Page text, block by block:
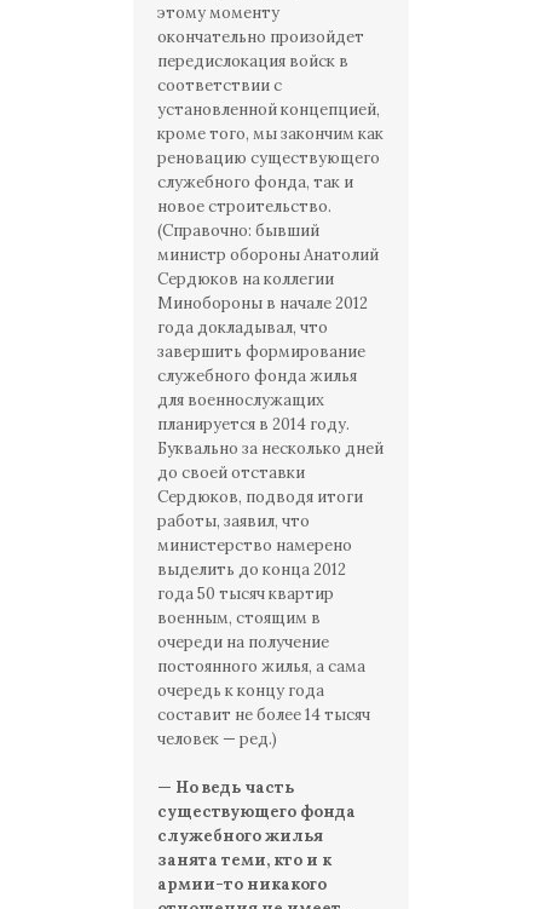
этому моменту
окончательно произойдет
передислокация войск в
соответствии с
установленной концепцией,
кроме того, мы закончим как
реновацию существующего
служебного фонда, так и
новое строительство.
(Справочно: бывший
министр обороны Анатолий
Сердюков на коллегии
Минобороны в начале 2012
года докладывал, что
завершить формирование
служебного фонда жилья
для военнослужащих
планируется в 2014 году.
Буквально за несколько дней
до своей отставки
Сердюков, подводя итоги
работы, заявил, что
министерство намерено
выделить до конца 2012
года 50 тысяч квартир
военным, стоящим в
очереди на получение
постоянного жилья, а сама
очередь к концу года
составит не более 14 тысяч
человек — ред.)
— Но ведь часть
существующего фонда
служебного жилья
занята теми, кто и к
армии-то никакого